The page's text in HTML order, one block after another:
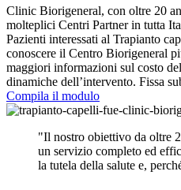
Clinic Biorigeneral, con oltre 20
molteplici Centri Partner in tutta
Pazienti interessati al Trapianto
conoscere il Centro Biorigeneral
maggiori informazioni sul costo
dinamiche dell’intervento. Fissa
Compila il modulo
"Il nostro obiettivo da oltre
un servizio completo ed
la tutela della salute e,